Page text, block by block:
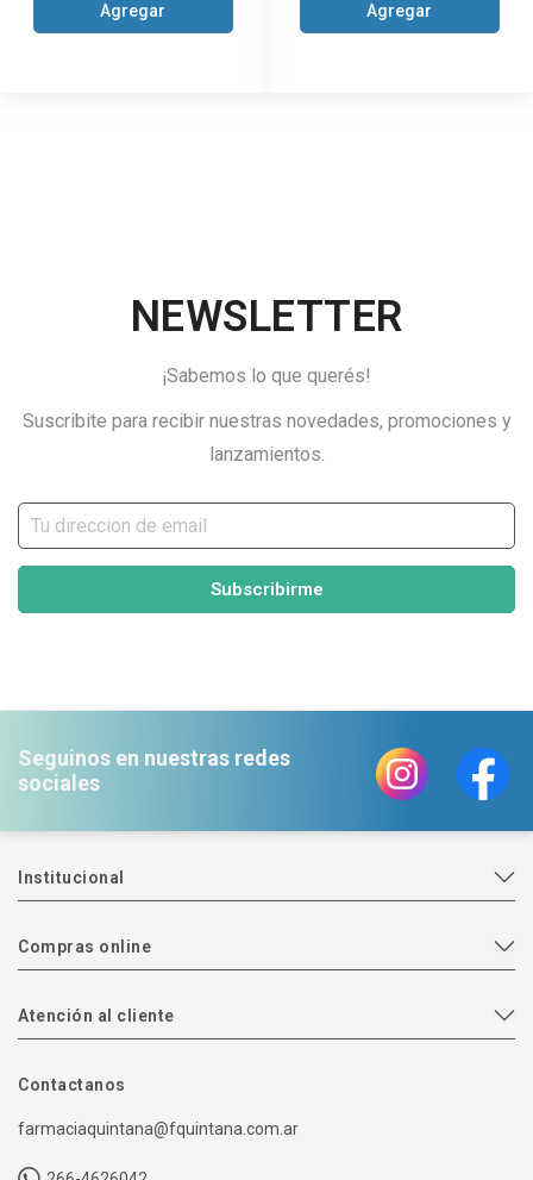
Agregar Agregar
NEWSLETTER
¡Sabemos lo que querés!
Suscribite para recibir nuestras novedades, promociones y
lanzamientos.
Subscribirme
Seguinos en nuestras redes
sociales
Institucional
Compras online
Atención al cliente
Contactanos
farmaciaquintana@fquintana.com.ar